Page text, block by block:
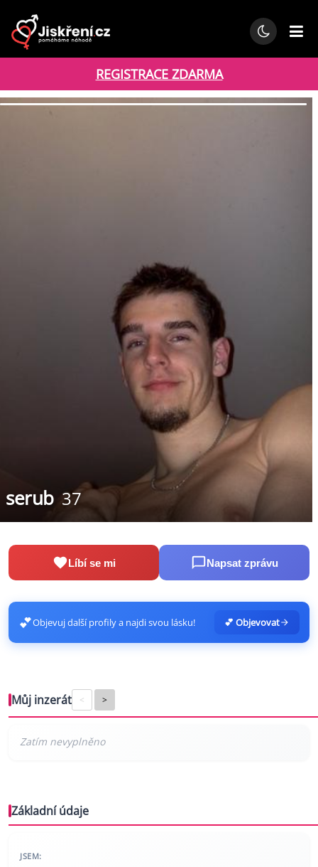
REGISTRACE ZDARMA
serub 37
Líbí se mi Napsat zprávu
💕Objevuj další profily a najdi svou lásku! 💕 Objevovat
Můj inzerát < >
Základní údaje
JSEM: